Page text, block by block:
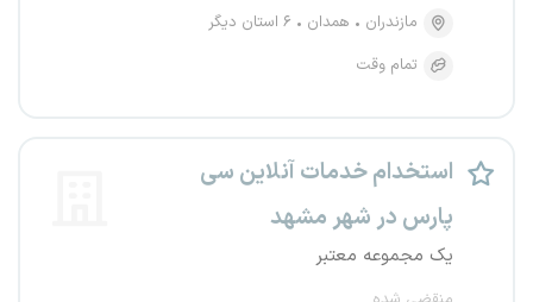
مازندران
همدان
۶ استان دیگر
تمام وقت
استخدام خدمات آنلاین سی
پارس در شهر مشهد
یک مجموعه معتبر